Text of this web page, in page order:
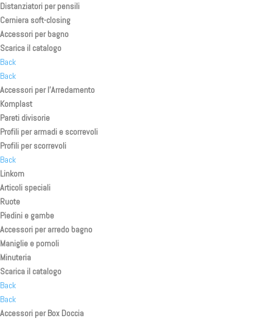
Distanziatori per pensili
Cerniera soft-closing
Accessori per bagno
Scarica il catalogo
Back
Back
Accessori per l’Arredamento
Komplast
Pareti divisorie
Profili per armadi e scorrevoli
Profili per scorrevoli
Back
Linkom
Articoli speciali
Ruote
Piedini e gambe
Accessori per arredo bagno
Maniglie e pomoli
Minuteria
Scarica il catalogo
Back
Back
Accessori per Box Doccia